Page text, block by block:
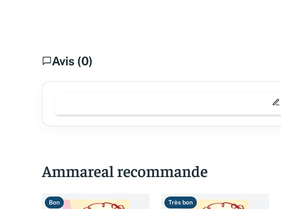
Avis (0)
Ammareal recommande
Bon Très bon